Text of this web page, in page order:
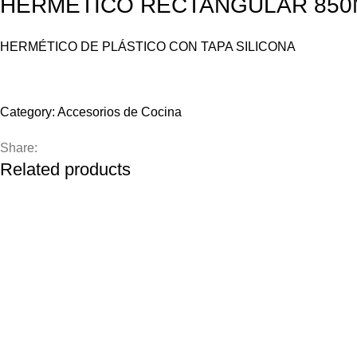
HERMÉTICO DE PLÁSTICO CON TAPA SILICONA
Category: Accesorios de Cocina
Share:
Related products